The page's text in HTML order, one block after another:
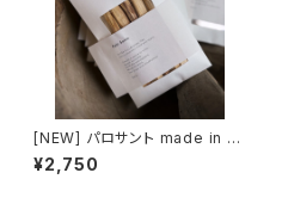
[NEW] パロサント made in Ec
uador
¥2,750